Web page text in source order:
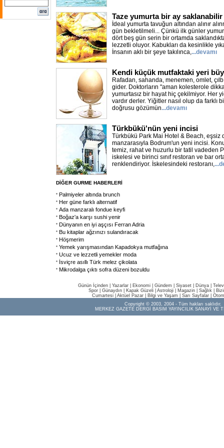
Taze yumurta bir ay saklanabilir
İdeal yumurta tavuğun altından alınır
gün bekletilmeli... Çünkü ilk günler
dört beş gün serin bir ortamda
lezzetli oluyor. Kabukları da kesinlikle
İnsanın aklı bir şeye takılınca,...devamı
Kendi küçük mutfaktaki yeri
Rafadan, sahanda, menemen, omlet,
gider. Doktorların "aman kolesterole
yumurtasız bir hayat hiç çekilmiyor. Her
vardır derler. Yiğitler nasıl olup da farklı
doğrusu gözümün...devamı
Türkbükü'nün yeni incisi
Türkbükü Park Mai Hotel & Beach, eşsiz
manzarasıyla Bodrum'un yeni incisi.
temiz, rahat ve huzurlu bir tatil vadeden
iskelesi ve birinci sınıf restoran ve bar
renklendiriyor. İskelesindeki restoranı,
DİĞER GURME HABERLERİ
Palmiyeler altında brunch
Her güne farklı alternatif
Ada manzaralı fondue keyfi
Boğaz'a karşı sushi yenir
Dünyanın en iyi aşçısı Ferran Adria
Bu kitaplar ağzınızı sulandıracak
Höşmerim
Yemek yarışmasından Kapadokya mutfağına
Ucuz ve lezzetli yemekler moda
İsviçre asıllı Türk melez çikolata
Mikrodalga çıktı sofra düzeni bozuldu
Günün İçinden Yazarlar Ekonomi Gündem Siyaset Dünya |
Spor
Günaydın Kapak Güzeli Astroloji Magazin Sağlık
Cumartesi
Aktüel Pazar Bilgi ve Yaşam Sarı Sayfalar
Copyright © 2003, 2004 - Tüm hakları saklıdır.
MERKEZ GAZETE DERGİ BASIM YAYINCILIK SANAYİ VE